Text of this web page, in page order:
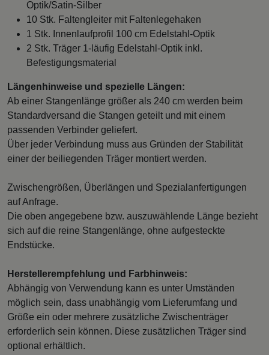
Optik/Satin-Silber
10 Stk. Faltengleiter mit Faltenlegehaken
1 Stk. Innenlaufprofil 100 cm Edelstahl-Optik
2 Stk. Träger 1-läufig Edelstahl-Optik inkl.
Befestigungsmaterial
Längenhinweise und spezielle Längen:
Ab einer Stangenlänge größer als 240 cm werden beim
Standardversand die Stangen geteilt und mit einem
passenden Verbinder geliefert.
Über jeder Verbindung muss aus Gründen der Stabilität
einer der beiliegenden Träger montiert werden.
Zwischengrößen, Überlängen und Spezialanfertigungen
auf Anfrage.
Die oben angegebene bzw. auszuwählende Länge bezieht
sich auf die reine Stangenlänge, ohne aufgesteckte
Endstücke.
Herstellerempfehlung und Farbhinweis:
Abhängig von Verwendung kann es unter Umständen
möglich sein, dass unabhängig vom Lieferumfang und
Größe ein oder mehrere zusätzliche Zwischenträger
erforderlich sein können. Diese zusätzlichen Träger sind
optional erhältlich.